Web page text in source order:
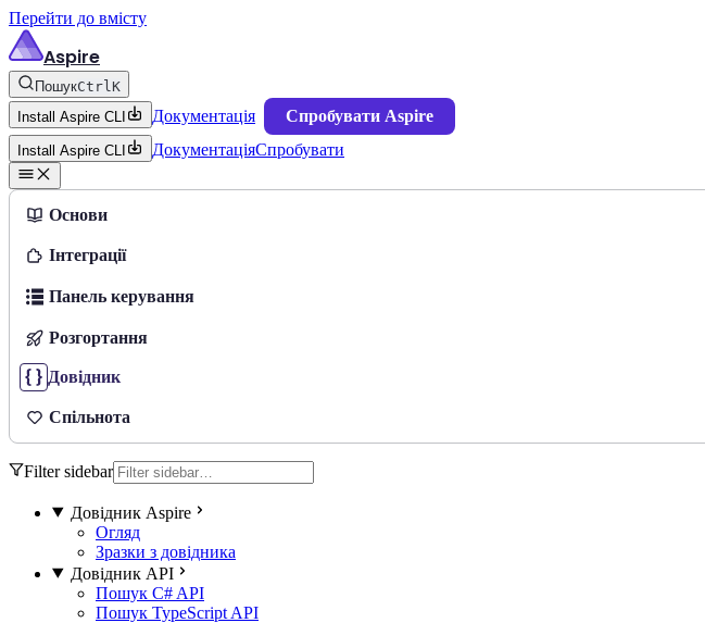
Перейти до вмісту
Aspire
ПошукCtrlK
Install Aspire CLI
Документація Спробувати Aspire
Install Aspire CLI ДокументаціяСпробувати
Основи
Інтеграції
Панель керування
Розгортання
Довідник
Спільнота
Filter sidebar
Довідник Aspire
Огляд
Зразки з довідника
Довідник API
Пошук C# API
Пошук TypeScript API